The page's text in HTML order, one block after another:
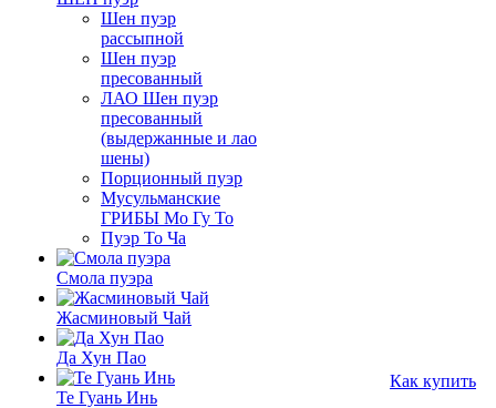
Шен пуэр
рассыпной
Шен пуэр
пресованный
ЛАО Шен пуэр
пресованный
(выдержанные и лао
шены)
Порционный пуэр
Мусульманские
ГРИБЫ Мо Гу То
Пуэр То Ча
Смола пуэра
Жасминовый Чай
Да Хун Пао
Те Гуань Инь
Как купить